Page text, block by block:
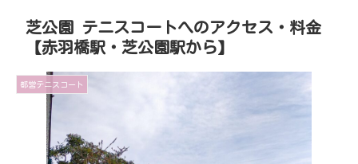
芝公園 テニスコートへのアクセス・料金
【赤羽橋駅・芝公園駅から】
都営テニスコート